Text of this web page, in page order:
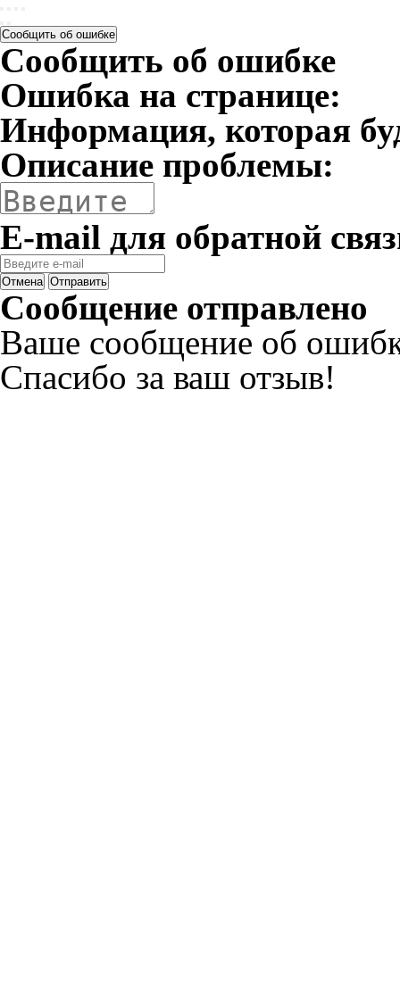
Сообщить об ошибке
Сообщить об ошибке
Ошибка на странице:
Информация, которая
Описание проблемы:
E-mail для обратной
Отмена Отправить
Сообщение отправлено
Ваше сообщение об
Спасибо за ваш отзыв!